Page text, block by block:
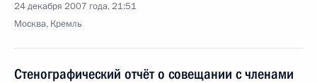
24 декабря 2007 года, 21:51
Москва, Кремль
Стенографический отчёт о совещании с членами